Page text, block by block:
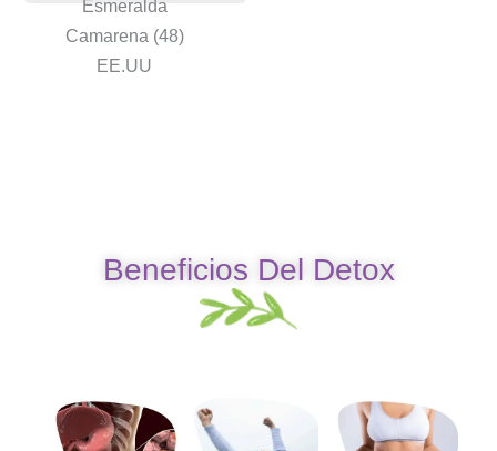
Esmeralda
Camarena (48)
EE.UU
Beneficios Del Detox